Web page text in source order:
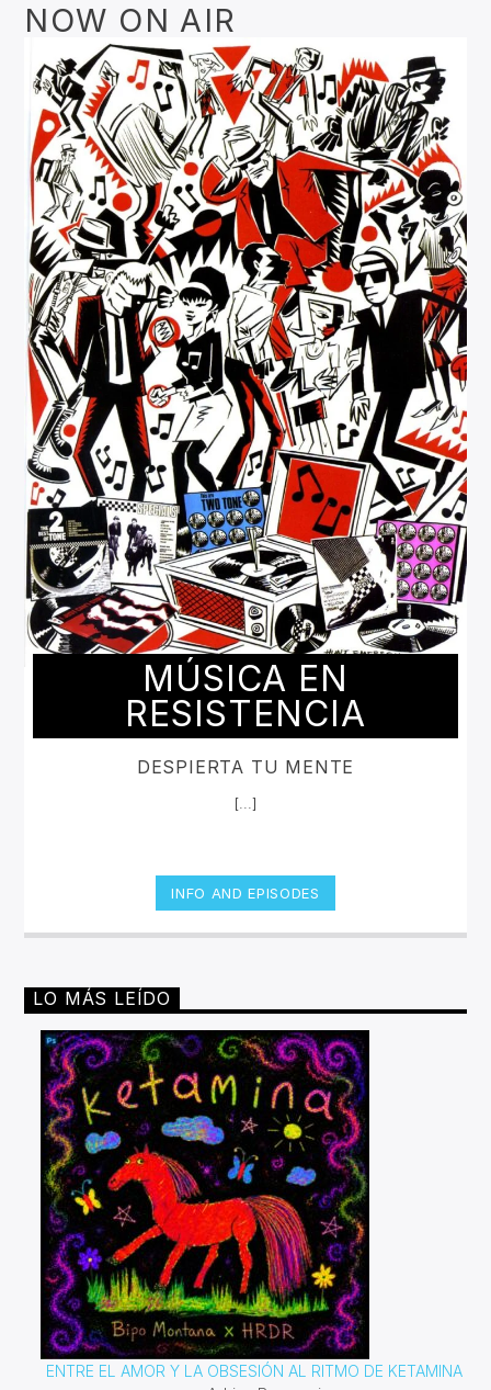
NOW ON AIR
MÚSICA EN
RESISTENCIA
DESPIERTA TU MENTE
[...]
INFO AND EPISODES
LO MÁS LEÍDO
ENTRE EL AMOR Y LA OBSESIÓN AL RITMO DE KETAMINA